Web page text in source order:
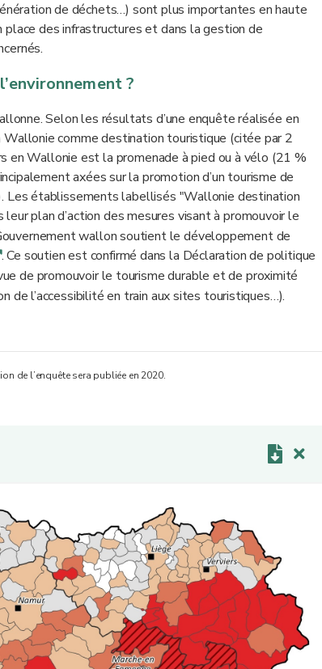
de déchets…) sont plus importantes en haute
des infrastructures et dans la gestion de
?
Selon les résultats d’une enquête réalisée en
comme destination touristique (citée par 2
en Wallonie est la promenade à pied ou à vélo (21 %
axées sur la promotion d’un tourisme de
Les établissements labellisés "Wallonie destination
plan d’action des mesures visant à promouvoir le
wallon soutient le développement de
. Ce soutien est confirmé dans la Déclaration de politique
de promouvoir le tourisme durable et de proximité
de l’accessibilité en train aux sites touristiques…).
de l’enquête sera publiée en 2020.